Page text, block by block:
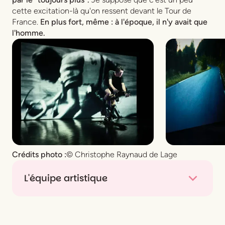
cette excitation-là qu'on ressent devant le Tour de
France. En plus fort, même : à l'époque, il n'y avait que
l'homme.
Crédits photo :© Christophe Raynaud de Lage
L'équipe artistique